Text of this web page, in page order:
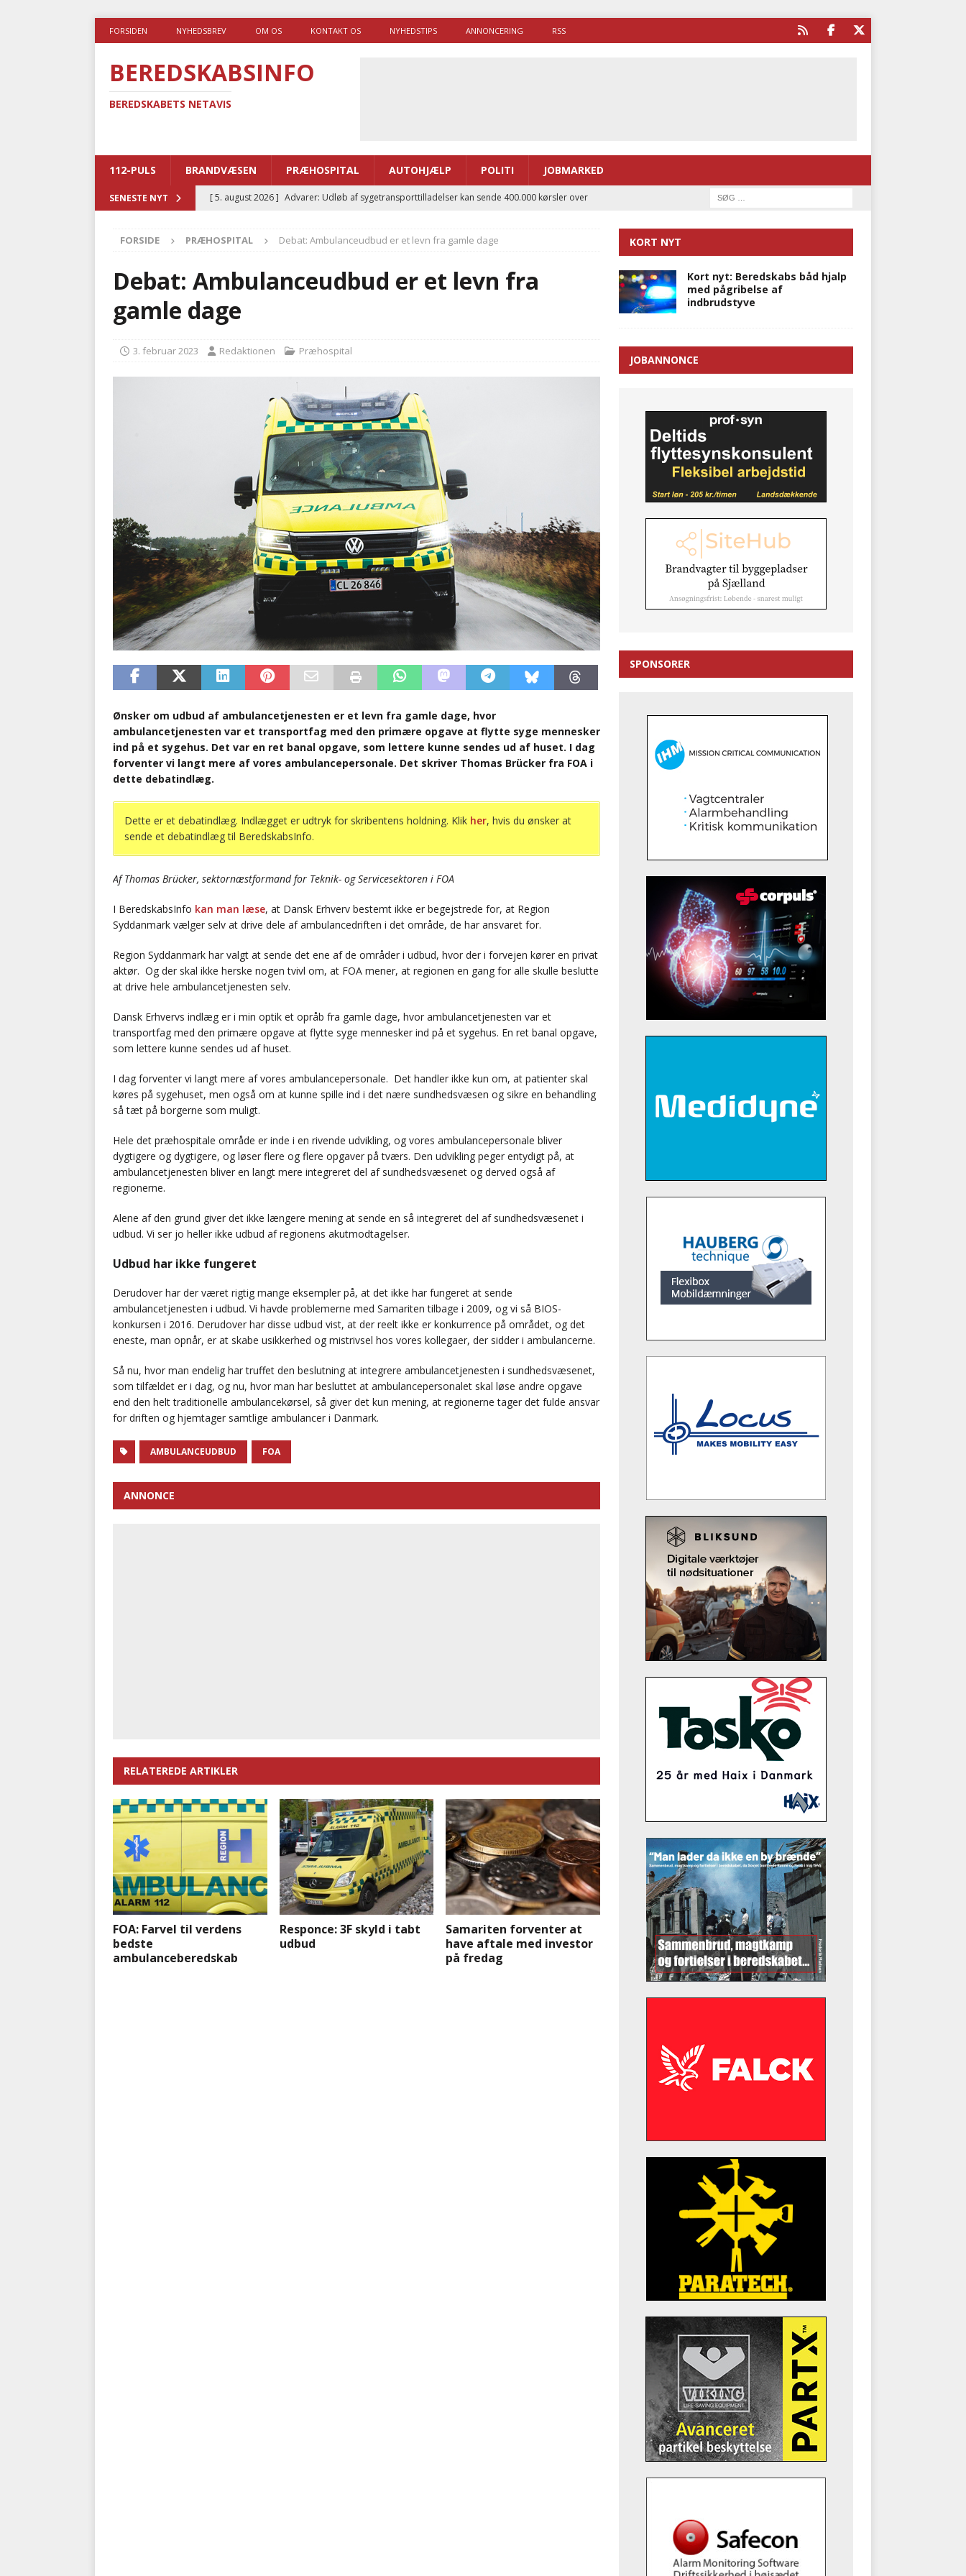
FORSIDEN NYHEDSBREV OM OS KONTAKT OS NYHEDSTIPS ANNONCERING RSS
BEREDSKABSINFO
BEREDSKABETS NETAVIS
112-PULS BRANDVÆSEN PRÆHOSPITAL AUTOHJÆLP POLITI JOBMARKED
SENESTE NYT [ 5. august 2026 ] Advarer: Udløb af sygetransporttilladelser kan sende 400.000 kørsler over
[ 5. august 2026 ] Ny ambulance og el-sygetransportvogn til Samsø
[ 4. august 2026 ]
Brandvæsenerne brugte lidt længere tid på at komme af sted i 2025
[ 4. august 2026 ]
kriminalitet
POLITI
FORSIDE PRÆHOSPITAL Debat: Ambulanceudbud er et levn fra gamle dage
Debat: Ambulanceudbud er et levn fra
gamle dage
3. februar 2023 Redaktionen Præhospital
Ønsker om udbud af ambulancetjenesten er et levn fra gamle dage, hvor
ambulancetjenesten var et transportfag med den primære opgave at flytte syge mennesker
ind på et sygehus. Det var en ret banal opgave, som lettere kunne sendes ud af huset. I dag
forventer vi langt mere af vores ambulancepersonale. Det skriver Thomas Brücker fra FOA i
dette debatindlæg.
Dette er et debatindlæg. Indlægget er udtryk for skribentens holdning. Klik her, hvis du ønsker at
sende et debatindlæg til BeredskabsInfo.
Af Thomas Brücker, sektornæstformand for Teknik- og Servicesektoren i FOA
I BeredskabsInfo kan man læse, at Dansk Erhverv bestemt ikke er begejstrede for, at Region
Syddanmark vælger selv at drive dele af ambulancedriften i det område, de har ansvaret for.
Region Syddanmark har valgt at sende det ene af de områder i udbud, hvor der i forvejen kører en privat
aktør. Og der skal ikke herske nogen tvivl om, at FOA mener, at regionen en gang for alle skulle beslutte
at drive hele ambulancetjenesten selv.
Dansk Erhvervs indlæg er i min optik et opråb fra gamle dage, hvor ambulancetjenesten var et
transportfag med den primære opgave at flytte syge mennesker ind på et sygehus. En ret banal opgave,
som lettere kunne sendes ud af huset.
I dag forventer vi langt mere af vores ambulancepersonale. Det handler ikke kun om, at patienter skal
køres på sygehuset, men også om at kunne spille ind i det nære sundhedsvæsen og sikre en behandling
så tæt på borgerne som muligt.
Hele det præhospitale område er inde i en rivende udvikling, og vores ambulancepersonale bliver
dygtigere og dygtigere, og løser flere og flere opgaver på tværs. Den udvikling peger entydigt på, at
ambulancetjenesten bliver en langt mere integreret del af sundhedsvæsenet og derved også af
regionerne.
Alene af den grund giver det ikke længere mening at sende en så integreret del af sundhedsvæsenet i
udbud. Vi ser jo heller ikke udbud af regionens akutmodtagelser.
Udbud har ikke fungeret
Derudover har der været rigtig mange eksempler på, at det ikke har fungeret at sende
ambulancetjenesten i udbud. Vi havde problemerne med Samariten tilbage i 2009, og vi så BIOS-
konkursen i 2016. Derudover har disse udbud vist, at der reelt ikke er konkurrence på området, og det
eneste, man opnår, er at skabe usikkerhed og mistrivsel hos vores kollegaer, der sidder i ambulancerne.
Så nu, hvor man endelig har truffet den beslutning at integrere ambulancetjenesten i sundhedsvæsenet,
som tilfældet er i dag, og nu, hvor man har besluttet at ambulancepersonalet skal løse andre opgave
end den helt traditionelle ambulancekørsel, så giver det kun mening, at regionerne tager det fulde ansvar
for driften og hjemtager samtlige ambulancer i Danmark.
AMBULANCEUDBUD FOA
ANNONCE
RELATEREDE ARTIKLER
FOA: Farvel til verdens
bedste
ambulanceberedskab
Responce: 3F skyld i tabt
udbud
Samariten forventer at
have aftale med investor
på fredag
KORT NYT
Kort nyt: Beredskabs båd hjalp
med pågribelse af
indbrudstyve
JOBANNONCE
SPONSORER